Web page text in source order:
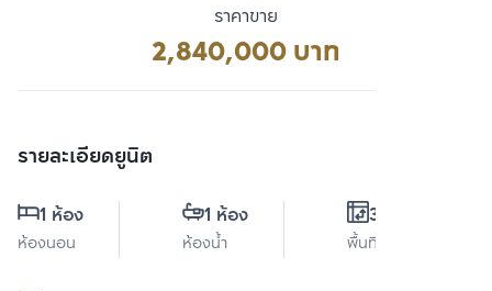
ราคาขาย
2,840,000 บาท
รายละเอียดยูนิต
1 ห้อง
ห้องนอน
1 ห้อง
ห้องน้ำ
36 ตร.ม.
พื้นที่ใช้สอย